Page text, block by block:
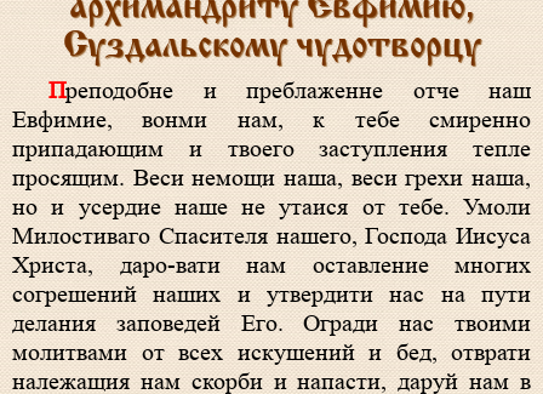
архимандриту Евфимию,
Суздальскому чудотворцу
Преподобне и преблаженне отче наш
Евфимие, вонми нам, к тебе смиренно
припадающим и твоего заступления тепле
просящим. Веси немощи наша, веси грехи наша,
но и усердие наше не утаися от тебе. Умоли
Милостиваго Спасителя нашего, Господа Иисуса
Христа, даро-вати нам оставление многих
согрешений наших и утвердити нас на пути
делания заповедей Его. Огради нас твоими
молитвами от всех искушений и бед, отврати
належащия нам скорби и напасти, даруй нам в